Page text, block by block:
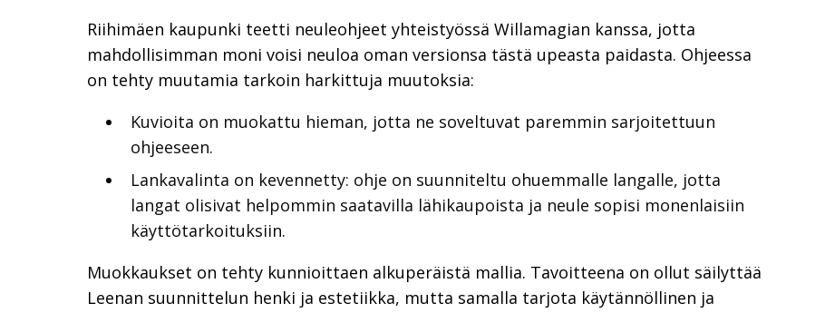
Riihimäen kaupunki teetti neuleohjeet yhteistyössä Willamagian kanssa, jotta
mahdollisimman moni voisi neuloa oman versionsa tästä upeasta paidasta. Ohjeessa
on tehty muutamia tarkoin harkittuja muutoksia:
Kuvioita on muokattu hieman, jotta ne soveltuvat paremmin sarjoitettuun
ohjeeseen.
Lankavalinta on kevennetty: ohje on suunniteltu ohuemmalle langalle, jotta
langat olisivat helpommin saatavilla lähikaupoista ja neule sopisi monenlaisiin
käyttötarkoituksiin.
Muokkaukset on tehty kunnioittaen alkuperäistä mallia. Tavoitteena on ollut säilyttää
Leenan suunnittelun henki ja estetiikka, mutta samalla tarjota käytännöllinen ja